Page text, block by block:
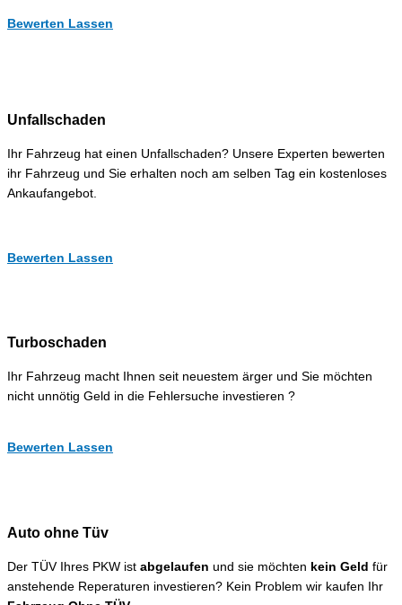
Bewerten Lassen
Unfallschaden
Ihr Fahrzeug hat einen Unfallschaden? Unsere Experten bewerten
ihr Fahrzeug und Sie erhalten noch am selben Tag ein kostenloses
Ankaufangebot.
Bewerten Lassen
Turboschaden
Ihr Fahrzeug macht Ihnen seit neuestem ärger und Sie möchten
nicht unnötig Geld in die Fehlersuche investieren ?
Bewerten Lassen
Auto ohne Tüv
Der TÜV Ihres PKW ist abgelaufen und sie möchten kein Geld für
anstehende Reperaturen investieren? Kein Problem wir kaufen Ihr